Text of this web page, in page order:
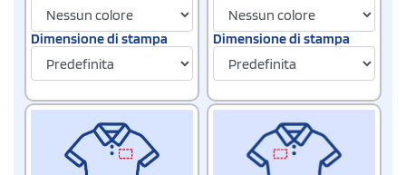
Dimensione di stampa Dimensione di stampa